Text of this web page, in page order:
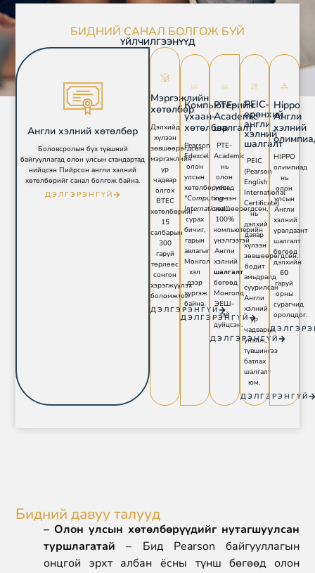
БИДНИЙ САНАЛ БОЛГОЖ БУЙ
ҮЙЛЧИЛГЭЭНҮҮД
Англи хэлний хөтөлбөр
Боловсролын бүх түвшний
байгууллагад олон улсын стандартад
нийцсэн Пийрсон англи хэлний
хөтөлбөрийг санал болгож байна.
ДЭЛГЭРЭНГҮЙ
Мэргэжлийн
хөтөлбөр
Дэлхийд
хүлээн
зөвшөөрөгдсөн
мэргэжлийн
ур
чадвар
олгох
BTEC
хөтөлбөрийг
15
салбарын
300
гаруй
төрлөөс
сонгон
хэрэгжүүлэх
боломжтой
ДЭЛГЭРЭНГҮЙ
Компьютерийн
ухаан-
хөтөлбөр
Pearson
Edexcel
олон
улсын
хөтөлбөрийн
"Computing-
International"
сурах
бичиг,
гарын
авлагыг
Монгол
хэл
дээр
хүргэж
байна.
ДЭЛГЭРЭНГҮЙ
PTE-
Academic
шалгалт
PTE-
Academic
нь
олон
улсад
хүлээн
зөвшөөрөгдсөн,
100%
компьютерийн
үнэлгээтэй
Англи
хэлний
шалгалт
бөгөөд
Монголд
ЭЕШ-
тэй
дүйцсэн.
ДЭЛГЭРЭНГҮЙ
PEIC-
ерөнхий
англи
хэлний
шалгалт
PEIC
(Pearson
English
International
Certificate)
нь
дэлхий
даяар
хүлээн
зөвшөөрөгдсөн,
бодит
амьдралд
суурилсан
Англи
хэлний
ур
чадварыг
үнэлж,
түвшингээ
батлах
шалгалт
юм.
ДЭЛГЭРЭНГҮЙ
Hippo
Англи
хэлний
HIPPO
олимпиад
нь
олон
улсын
Англи
хэлний
уралдаант
шалгалт
бөгөөд
дэлхийн
60
гаруй
орны
сурагчид
оролцдог.
Бидний давуу талууд
– Олон улсын хөтөлбөрүүдийг нутагшуулсан
туршлагатай – Бид Pearson байгууллагын
онцгой эрхт албан ёсны түнш бөгөөд олон